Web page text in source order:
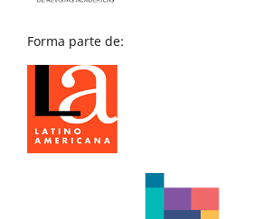
Forma parte de: